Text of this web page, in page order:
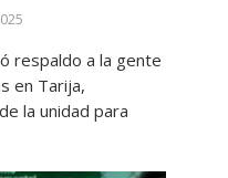
respaldo a la gente
en Tarija,
la unidad para